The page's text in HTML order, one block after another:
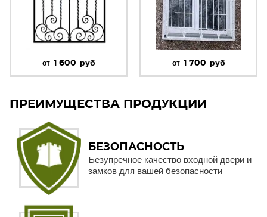
от 1 600 руб от 1 700 руб
ПРЕИМУЩЕСТВА ПРОДУКЦИИ
БЕЗОПАСНОСТЬ
Безупречное качество входной двери и
замков для вашей безопасности